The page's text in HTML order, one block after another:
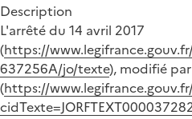
Description
L'arrêté du 14 avril 2017
(https://
637256A/jo/texte), modifié
(https://